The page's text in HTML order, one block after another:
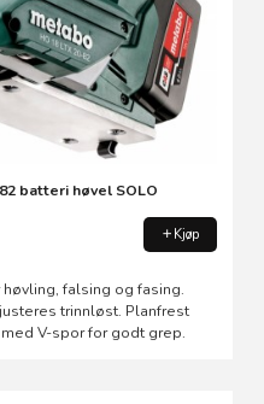
batteri høvel SOLO
Kjøp
falsing og fasing.
trinnløst. Planfrest
V-spor for godt grep.